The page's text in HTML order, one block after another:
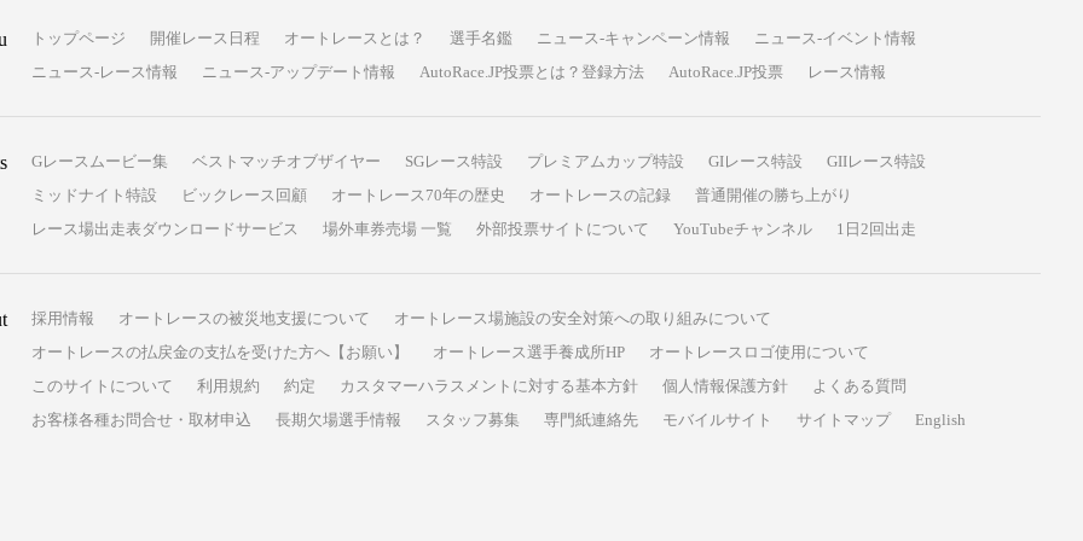
トップページ 開催レース日程 オートレースとは？ 選手名鑑 ニュース-キャンペーン情報
ニュース-イベント情報
ニュース-レース情報
ニュース-アップデート情報 AutoRace.JP投票とは？登録方法 AutoRace.JP投票 レース情報
Gレースムービー集 ベストマッチオブザイヤー SGレース特設 プレミアムカップ特設 GIレース特設
GIIレース特設
ミッドナイト特設
ビックレース回顧 オートレース70年の歴史 オートレースの記録
普通開催の勝ち上がり
レース場出走表ダウンロードサービス
場外車券売場 一覧 外部投票サイトについて YouTubeチャンネル 1日2回出走
採用情報 オートレースの被災地支援について
オートレース場施設の安全対策への取り組みについて
オートレースの払戻金の支払を受けた方へ【お願い】
オートレース選手養成所HP
オートレースロゴ使用について
このサイトについて
利用規約 約定 カスタマーハラスメントに対する基本方針 個人情報保護方針
よくある質問
お客様各種お問合せ・取材申込
長期欠場選手情報 スタッフ募集 専門紙連絡先 モバイルサイト サイトマップ English